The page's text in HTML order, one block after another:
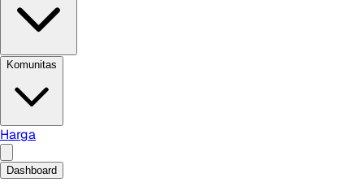
Komunitas
Harga
Dashboard